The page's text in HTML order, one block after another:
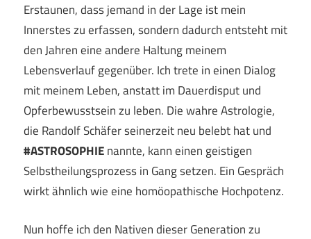
Erstaunen, dass jemand in der Lage ist mein
Innerstes zu erfassen, sondern dadurch entsteht mit
den Jahren eine andere Haltung meinem
Lebensverlauf gegenüber. Ich trete in einen Dialog
mit meinem Leben, anstatt im Dauerdisput und
Opferbewusstsein zu leben. Die wahre Astrologie,
die Randolf Schäfer seinerzeit neu belebt hat und
#ASTROSOPHIEnannte, kann einen geistigen
Selbstheilungsprozess in Gang setzen. Ein Gespräch
wirkt ähnlich wie eine homöopathische Hochpotenz.
Nun hoffe ich den Nativen dieser Generation zu